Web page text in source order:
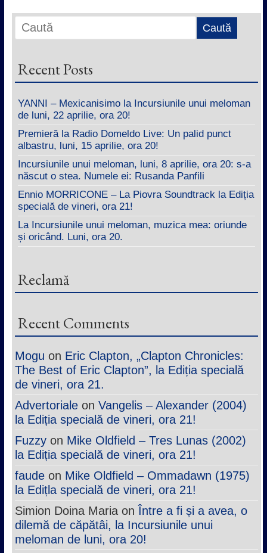
Recent Posts
YANNI – Mexicanisimo la Incursiunile unui meloman
de luni, 22 aprilie, ora 20!
Premieră la Radio Domeldo Live: Un palid punct
albastru, luni, 15 aprilie, ora 20!
Incursiunile unui meloman, luni, 8 aprilie, ora 20: s-a
născut o stea. Numele ei: Rusanda Panfili
Ennio MORRICONE – La Piovra Soundtrack la Ediția
specială de vineri, ora 21!
La Incursiunile unui meloman, muzica mea: oriunde
și oricând. Luni, ora 20.
Reclamă
Recent Comments
Mogu on Eric Clapton, „Clapton Chronicles:
The Best of Eric Clapton”, la Ediția specială
de vineri, ora 21.
Advertorialeon Vangelis – Alexander (2004)
la Ediția specială de vineri, ora 21!
Fuzzyon Mike Oldfield – Tres Lunas (2002)
la Ediția specială de vineri, ora 21!
faudeon Mike Oldfield – Ommadawn (1975)
la Edițla specială de vineri, ora 21!
Simion Doina MariaonÎntre a fi și a avea, o
dilemă de căpătâi, la Incursiunile unui
meloman de luni, ora 20!